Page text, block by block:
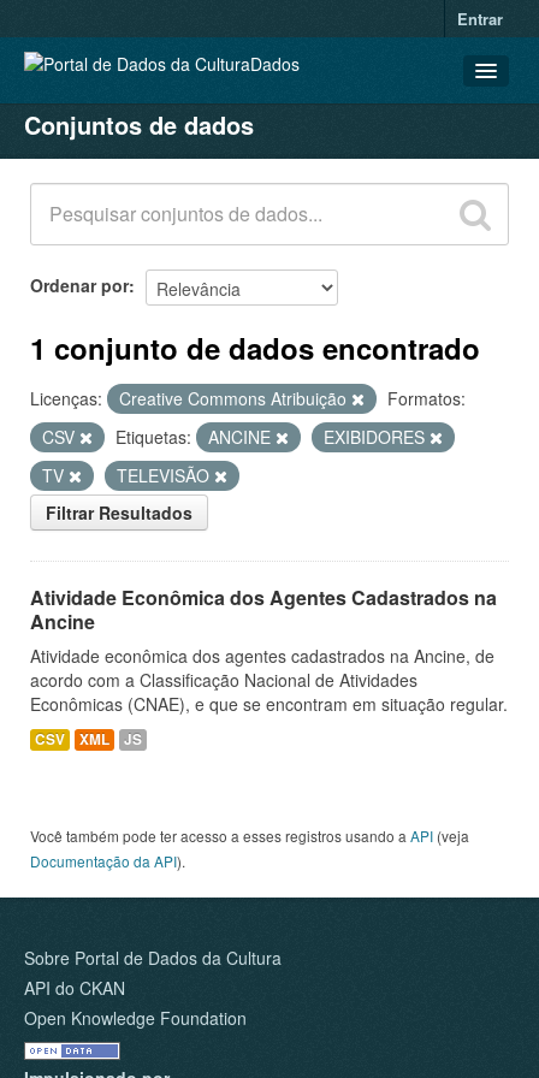
Entrar
CONJUNTOS DE DADOS
ORGANIZAÇÕES
GRUPOS
SOBRE
Conjuntos de dados
Ordenar por
1 conjunto de dados encontrado
Licenças: Creative Commons Atribuição
Formatos:
CSV
Etiquetas: ANCINE
EXIBIDORES
TV
TELEVISÃO
Filtrar Resultados
Atividade Econômica dos Agentes Cadastrados na
Ancine
Atividade econômica dos agentes cadastrados na Ancine, de
acordo com a Classificação Nacional de Atividades
Econômicas (CNAE), e que se encontram em situação regular.
CSV XML JS
Você também pode ter acesso a esses registros usando a API (veja
Documentação da API).
Sobre Portal de Dados da Cultura
API do CKAN
Open Knowledge Foundation